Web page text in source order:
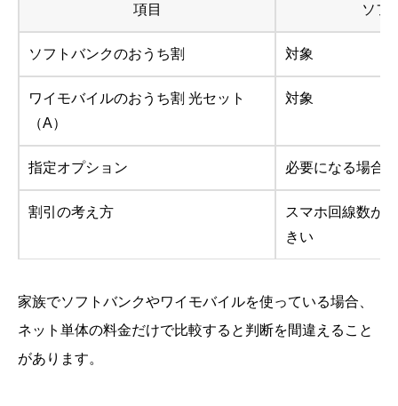
項目 ソフ
ソフトバンクのおうち割 対象
ワイモバイルのおうち割 光セット
（A）
対象
指定オプション 必要になる場合
割引の考え方
スマホ回線数が
きい
家族でソフトバンクやワイモバイルを使っている場合、
ネット単体の料金だけで比較すると判断を間違えること
があります。